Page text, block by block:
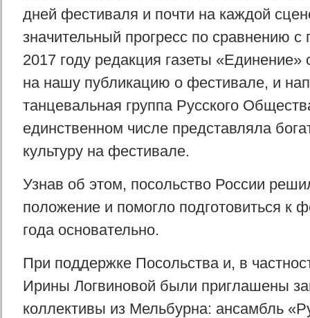
дней фестиваля и почти на каждой
значительный прогресс по сравнению
2017 году редакция газеты
на нашу публикацию о фестивале, и
танцевальная группа Русского
единственном числе представляла
культуру на фестивале.
Узнав об этом, посольство России
положение и помогло подготовиться к
года основательно.
При поддержке Посольства и, в
Ирины Логвиновой были приглашены
коллективы из Мельбурна: ансамбль